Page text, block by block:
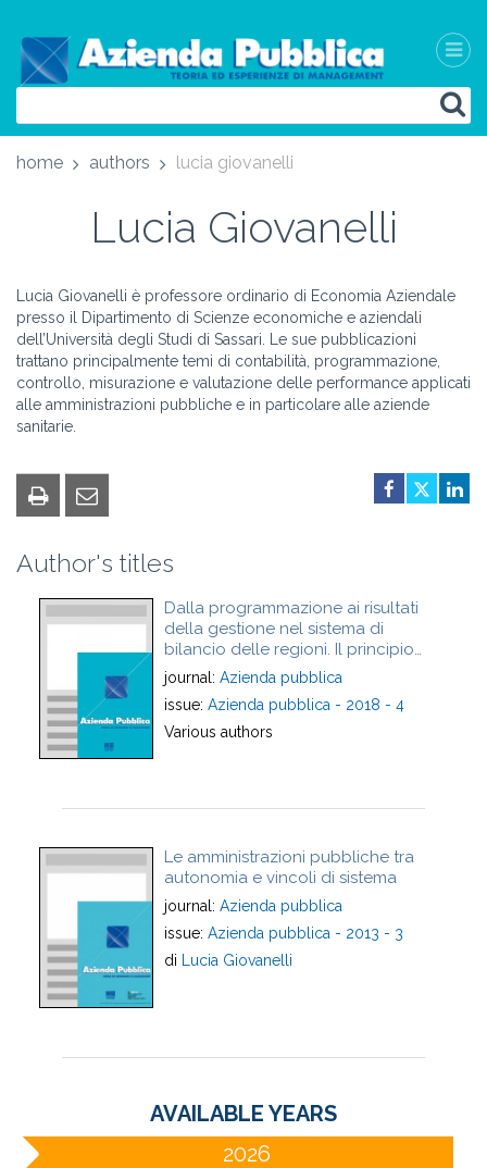
home authors lucia giovanelli
Lucia Giovanelli
Lucia Giovanelli è professore ordinario di Economia Aziendale
presso il Dipartimento di Scienze economiche e aziendali
dell’Università degli Studi di Sassari. Le sue pubblicazioni
trattano principalmente temi di contabilità, programmazione,
controllo, misurazione e valutazione delle performance applicati
alle amministrazioni pubbliche e in particolare alle aziende
sanitarie.
Author's titles
Dalla programmazione ai risultati
della gestione nel sistema di
bilancio delle regioni. Il principio
della coerenza quale “filo di
Arianna” - From planning to
reporting in the regional accounting
system. The coherence principle as
journal: Azienda pubblica
issue: Azienda pubblica - 2018 - 4
Various authors
Le amministrazioni pubbliche tra
autonomia e vincoli di sistema
journal: Azienda pubblica
issue: Azienda pubblica - 2013 - 3
di
Lucia Giovanelli
AVAILABLE YEARS
2026